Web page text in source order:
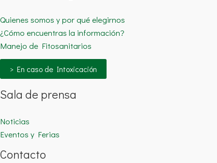
Quienes somos y por qué elegirnos
¿Cómo encuentras la información?
Manejo de Fitosanitarios
> En caso de Intoxicación
Sala de prensa
Noticias
Eventos y Ferias
Contacto